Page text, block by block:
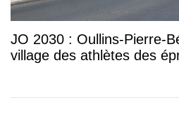
JO 2030 : Oullins-Pierre-
village des athlètes des